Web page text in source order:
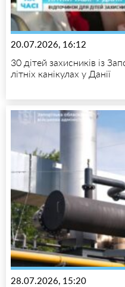
20.07.2026, 16:12
30 дітей захисників із
літніх канікулах у Данії
28.07.2026, 15:20